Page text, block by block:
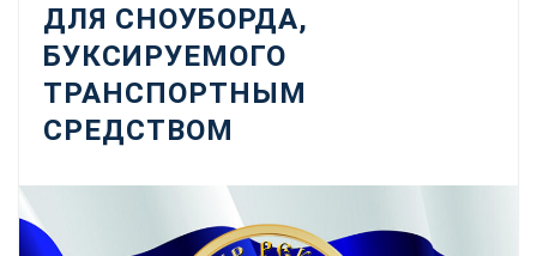
ДЛЯ СНОУБОРДА,
БУКСИРУЕМОГО
ТРАНСПОРТНЫМ
СРЕДСТВОМ